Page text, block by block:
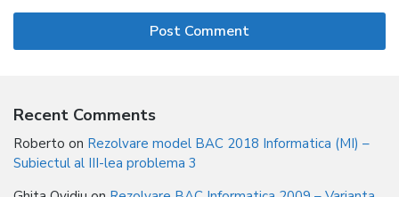
Recent Comments
Roberto on Rezolvare model BAC 2018 Informatica (MI) –
Subiectul al III-lea problema 3